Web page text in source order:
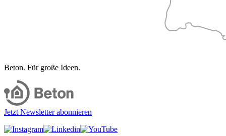
Beton. Für große Ideen.
Jetzt Newsletter abonnieren